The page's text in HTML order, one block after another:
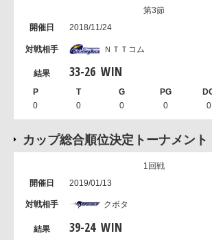
第3節
2018/11/24
ＮＴＴコム
33-26 WIN
0 0 0 0 0
カップ総合順位決定トーナメント
1回戦
2019/01/13
クボタ
39-24 WIN